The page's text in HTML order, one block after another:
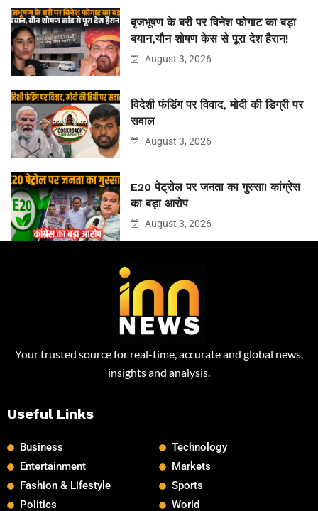
बृजभूषण के बरी पर विनेश फोगाट का बड़ा
बयान,यौन शोषण केस से पूरा देश हैरान!
August 3, 2026
विदेशी फंडिंग पर विवाद, मोदी की डिग्री पर
सवाल
August 3, 2026
E20 पेट्रोल पर जनता का गुस्सा! कांग्रेस
का बड़ा आरोप
August 3, 2026
Your trusted source for real-time, accurate and global news,
insights and analysis.
Useful Links
Business
Entertainment
Fashion & Lifestyle
Politics
Technology
Markets
Sports
World